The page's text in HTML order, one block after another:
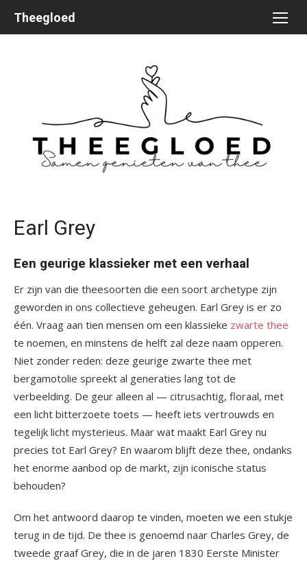
naar
Theegloed
Earl Grey
Een geurige klassieker met een verhaal
Er zijn van die theesoorten die een soort archetype zijn
geworden in ons collectieve geheugen. Earl Grey is er zo
één. Vraag aan tien mensen om een klassieke zwarte thee
te noemen, en minstens de helft zal deze naam opperen.
Niet zonder reden: deze geurige zwarte thee met
bergamotolie spreekt al generaties lang tot de
verbeelding. De geur alleen al — citrusachtig, floraal, met
een licht bitterzoete toets — heeft iets vertrouwds en
tegelijk licht mysterieus. Maar wat maakt Earl Grey nu
precies tot Earl Grey? En waarom blijft deze thee, ondanks
het enorme aanbod op de markt, zijn iconische status
behouden?
Om het antwoord daarop te vinden, moeten we een stukje
terug in de tijd. De thee is genoemd naar Charles Grey, de
tweede graaf Grey, die in de jaren 1830 Eerste Minister